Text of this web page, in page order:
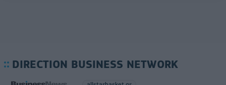
DIRECTION BUSINESS NETWORK